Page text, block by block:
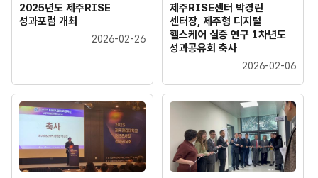
2025년도 제주RISE
성과포럼 개최
2026-02-26
제주RISE센터 박경린
센터장, 제주형 디지털
헬스케어 실증 연구 1차년도
성과공유회 축사
2026-02-06